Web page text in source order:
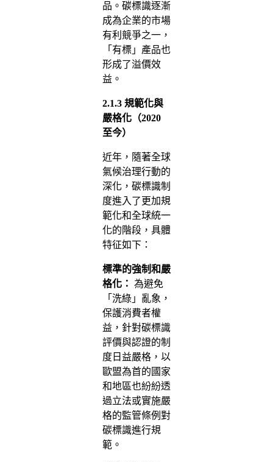
品。碳標識逐漸
成為企業的市場
有利競爭之一，
「有標」產品也
形成了溢價效
益。
2.1.3 規範化與
嚴格化（2020
至今）
近年，隨著全球
氣候治理行動的
深化，碳標識制
度進入了更加規
範化和全球統一
化的階段，具體
特征如下：
標準的強制和嚴
格化： 為避免
「洗綠」亂象，
保護消費者權
益，針對碳標識
評價與認證的制
度日益嚴格，以
歐盟為首的國家
和地區也紛紛透
過立法或實施嚴
格的監管條例對
碳標識進行規
範。